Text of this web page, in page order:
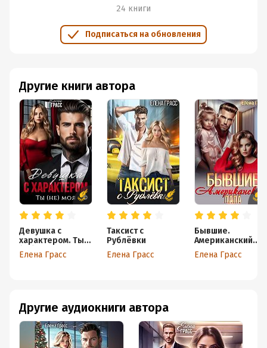
24 книги
Подписаться на обновления
Другие книги автора
Девушка с
характером. Ты
(не) моя
Елена Грасс
Таксист с
Рублёвки
Елена Грасс
Бывшие.
Американский
папа
Елена Грасс
Другие аудиокниги автора